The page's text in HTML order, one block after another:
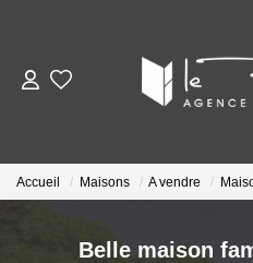
Accueil Maisons A vendre
Belle maison